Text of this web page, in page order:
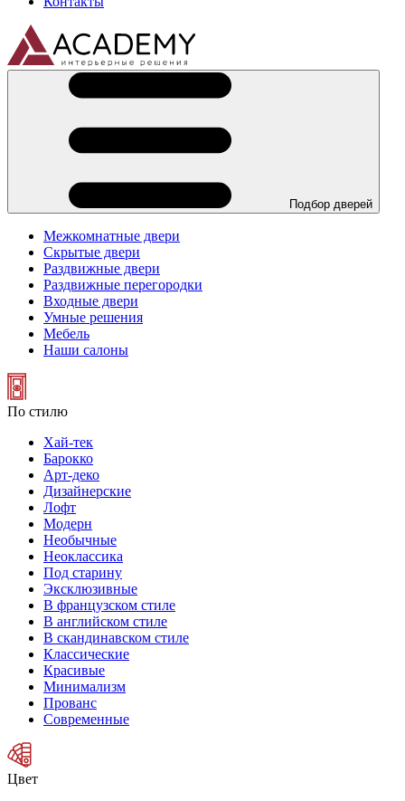
Подбор дверей
Межкомнатные двери
Скрытые двери
Раздвижные двери
Раздвижные перегородки
Входные двери
Умные решения
Мебель
Наши салоны
По стилю
Хай-тек
Барокко
Арт-деко
Дизайнерские
Лофт
Модерн
Необычные
Неоклассика
Под старину
Эксклюзивные
В французском стиле
В английском стиле
В скандинавском стиле
Классические
Красивые
Минимализм
Прованс
Современные
Цвет